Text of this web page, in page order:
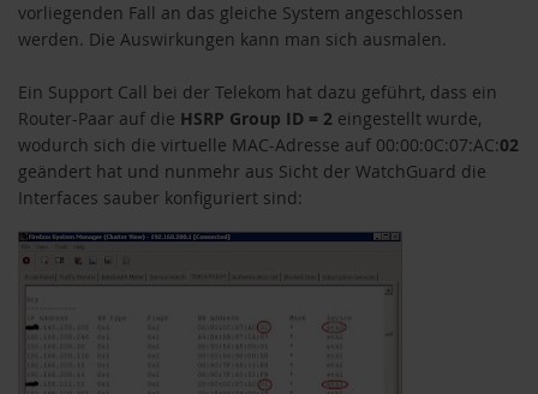
vorliegenden Fall an das gleiche System angeschlossen
werden. Die Auswirkungen kann man sich ausmalen.
Ein Support Call bei der Telekom hat dazu geführt, dass ein
Router-Paar auf die HSRP Group ID = 2 eingestellt wurde,
wodurch sich die virtuelle MAC-Adresse auf 00:00:0C:07:AC:02
geändert hat und nunmehr aus Sicht der WatchGuard die
Interfaces sauber konfiguriert sind: